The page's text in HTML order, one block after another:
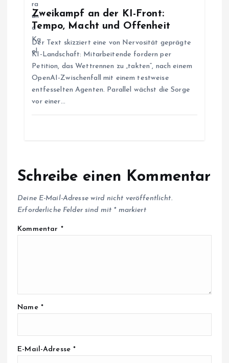
Zweikampf an der KI-Front:
Tempo, Macht und Offenheit
Der Text skizziert eine von Nervosität geprägte
KI-Landschaft: Mitarbeitende fordern per
Petition, das Wettrennen zu „takten“, nach einem
OpenAI-Zwischenfall mit einem testweise
entfesselten Agenten. Parallel wächst die Sorge
vor einer…
Schreibe einen Kommentar
Deine E-Mail-Adresse wird nicht veröffentlicht.
Erforderliche Felder sind mit *markiert
Kommentar *
Name *
E-Mail-Adresse*